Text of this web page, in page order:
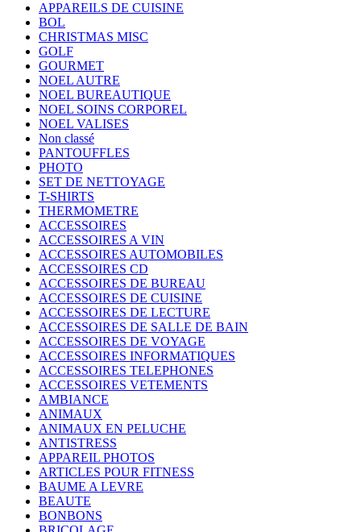
APPAREILS DE CUISINE
BOL
CHRISTMAS MISC
GOLF
GOURMET
NOEL AUTRE
NOEL BUREAUTIQUE
NOEL SOINS CORPOREL
NOEL VALISES
Non classé
PANTOUFFLES
PHOTO
SET DE NETTOYAGE
T-SHIRTS
THERMOMETRE
ACCESSOIRES
ACCESSOIRES A VIN
ACCESSOIRES AUTOMOBILES
ACCESSOIRES CD
ACCESSOIRES DE BUREAU
ACCESSOIRES DE CUISINE
ACCESSOIRES DE LECTURE
ACCESSOIRES DE SALLE DE BAIN
ACCESSOIRES DE VOYAGE
ACCESSOIRES INFORMATIQUES
ACCESSOIRES TELEPHONES
ACCESSOIRES VETEMENTS
AMBIANCE
ANIMAUX
ANIMAUX EN PELUCHE
ANTISTRESS
APPAREIL PHOTOS
ARTICLES POUR FITNESS
BAUME A LEVRE
BEAUTE
BONBONS